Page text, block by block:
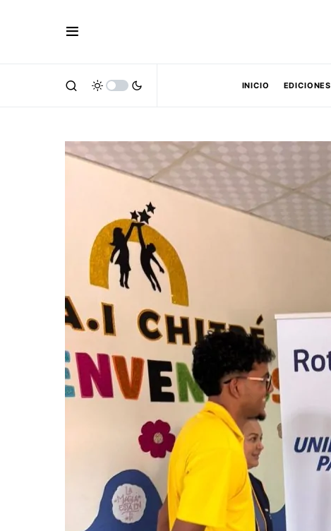
INICIO EDICIONES